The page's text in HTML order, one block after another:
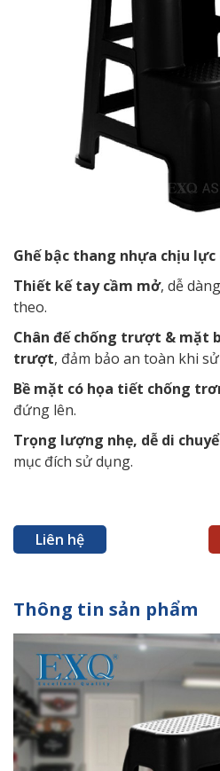
Ghế bậc thang nhựa chịu lực
Thiết kế tay cầm mở, dễ
theo.
Chân đế chống trượt & mặt
trượt, đảm bảo an toàn khi
Bề mặt có họa tiết chống
đứng lên.
Trọng lượng nhẹ, dễ di
mục đích sử dụng.
Liên hệ
Thông tin sản phẩm